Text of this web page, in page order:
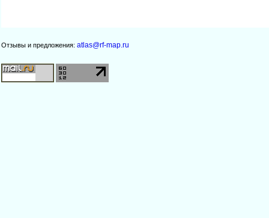
Отзывы и предложения: atlas@rf-map.ru